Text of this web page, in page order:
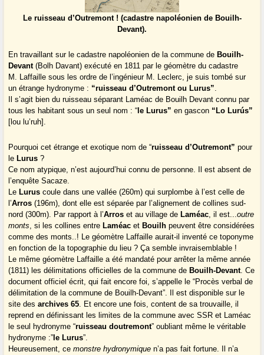
Le ruisseau d’Outremont ! (cadastre napoléonien de Bouilh-
Devant).
En travaillant sur le cadastre napoléonien de la commune de Bouilh-
Devant(Bolh Davant) exécuté en 1811 par le géomètre du cadastre
M. Laffaille sous les ordre de l’ingénieur M. Leclerc, je suis tombé sur
un étrange hydronyme : “ruisseau d’Outremont ou Lurus”.
Il s’agit bien du ruisseau séparant Laméac de Bouilh Devant connu par
tous les habitant sous un seul nom : “ le Lurus” en gascon “Lo Lurús”
[lou lu’ruh].
Pourquoi cet étrange et exotique nom de “ruisseau d’Outremont” pour
le Lurus ?
Ce nom atypique, n’est aujourd’hui connu de personne. Il est absent de
l’enquête Sacaze.
Le Lurus coule dans une vallée (260m) qui surplombe à l’est celle de
l’Arros (196m), dont elle est séparée par l’alignement de collines sud-
nord (300m). Par rapport à l’Arros et au village de Laméac, il est...outre
monts, si les collines entre Laméac et Bouilh peuvent être considérées
comme des monts..! Le géomètre Laffaille aurait-il inventé ce toponyme
en fonction de la topographie du lieu ? Ça semble invraisemblable !
Le même géomètre Laffaille a été mandaté pour arrêter la même année
(1811) les délimitations officielles de la commune de Bouilh-Devant. Ce
document officiel écrit, qui fait encore foi, s’appelle le “Procès verbal de
délimitation de la commune de Bouilh-Devant”. Il est disponible sur le
site desarchives 65. Et encore une fois, content de sa trouvaille, il
reprend en définissant les limites de la commune avec SSR et Laméac
le seul hydronyme “ruisseau doutremont” oubliant même le véritable
hydronyme :” le Lurus”.
Heureusement, cemonstre hydronymique n’a pas fait fortune. Il n’a